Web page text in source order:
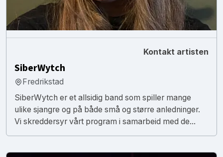
Kontakt artisten
SiberWytch
Fredrikstad
SiberWytch er et allsidig band som spiller mange
ulike sjangre og på både små og større anledninger.
Vi skreddersyr vårt program i samarbeid med de...